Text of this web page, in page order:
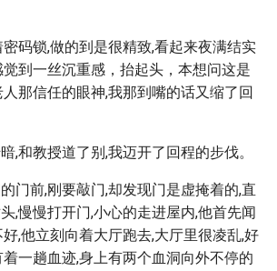
码锁,做的到是很精致,看起来夜满结实
到一丝沉重感，抬起头，本想问这是
那信任的眼神,我那到嘴的话又缩了回
,和教授道了别,我迈开了回程的步伐。
门前,刚要敲门,却发现门是虚掩着的,直
,慢慢打开门,小心的走进屋内,他首先闻
,他立刻向着大厅跑去,大厅里很凌乱,好
一趟血迹,身上有两个血洞向外不停的